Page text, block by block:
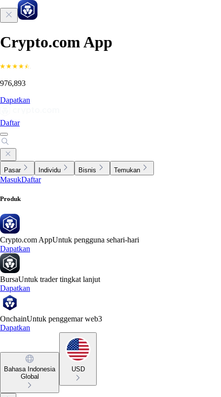
Crypto.com App
976,893
Dapatkan
Daftar
Pasar Individu Bisnis Temukan
MasukDaftar
Produk
Crypto.com AppUntuk pengguna sehari-hari
Dapatkan
BursaUntuk trader tingkat lanjut
Dapatkan
OnchainUntuk penggemar web3
Dapatkan
Bahasa Indonesia
Global
USD